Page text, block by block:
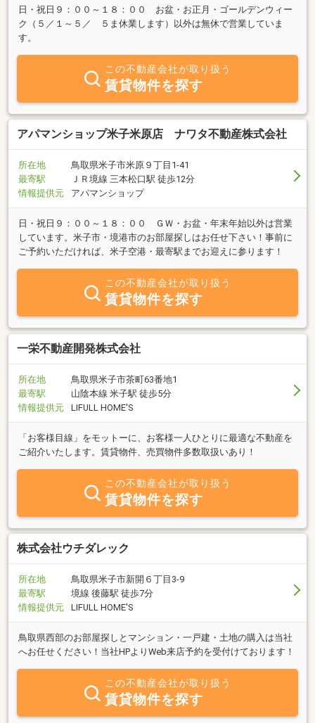
日・祝日９：００～１８：００ お盆・お正月・ゴールデンウィー
ク（５／１～５／ ５ま休業します）以外は無休で営業していま
す。
この不動産会社が取り扱う
賃貸物件を探す
アパマンショップ米子米原店 ナワタ不動産株式会社
所在地
鳥取県米子市米原９丁目1-41
最寄駅
ＪＲ境線 三本松口駅 徒歩12分
情報提供元
アパマンショップ
日・祝日９：００～１８：００ ＧＷ・お盆・年末年始以外は営業
しています。米子市・境港市のお部屋探しはお任せ下さい！事前に
ご予約いただければ、米子空港・最寄駅までお迎えに参ります！
この不動産会社が取り扱う
賃貸物件を探す
一栄不動産開発株式会社
所在地
鳥取県米子市茶町63番地1
最寄駅
山陰本線 米子駅 徒歩5分
情報提供元
LIFULL HOME'S
「お客様目線」をモットーに、お客様一人ひとりに最適な不動産を
ご紹介いたします。賃貸物件、売買物件多数取扱いあり！
この不動産会社が取り扱う
賃貸物件を探す
株式会社ウチダレック
所在地
鳥取県米子市新開６丁目3-9
最寄駅
境線 後藤駅 徒歩7分
情報提供元
LIFULL HOME'S
鳥取県西部のお部屋探しとマンション・一戸建・土地の購入は当社
へお任せください！当社HPよりWeb来店予約を受付けております！
この不動産会社が取り扱う
賃貸物件を探す